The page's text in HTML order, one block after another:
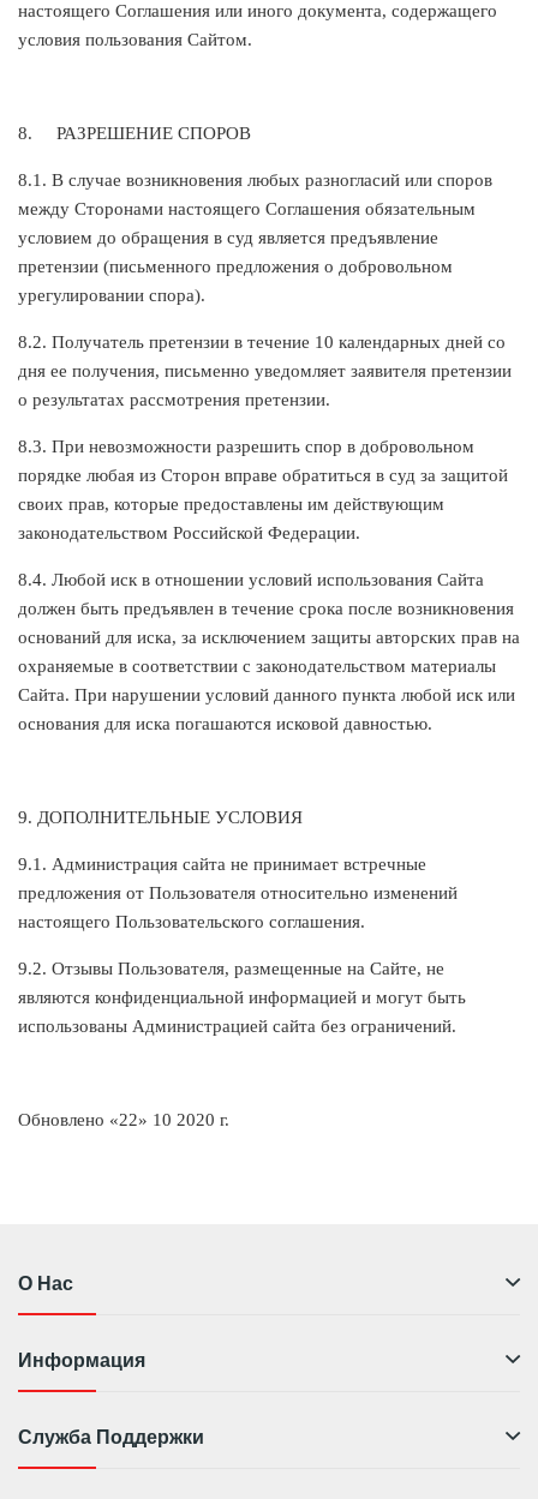
настоящего Соглашения или иного документа, содержащего
условия пользования Сайтом.
8. РАЗРЕШЕНИЕ СПОРОВ
8.1. В случае возникновения любых разногласий или споров
между Сторонами настоящего Соглашения обязательным
условием до обращения в суд является предъявление
претензии (письменного предложения о добровольном
урегулировании спора).
8.2. Получатель претензии в течение 10 календарных дней со
дня ее получения, письменно уведомляет заявителя претензии
о результатах рассмотрения претензии.
8.3. При невозможности разрешить спор в добровольном
порядке любая из Сторон вправе обратиться в суд за защитой
своих прав, которые предоставлены им действующим
законодательством Российской Федерации.
8.4. Любой иск в отношении условий использования Сайта
должен быть предъявлен в течение срока после возникновения
оснований для иска, за исключением защиты авторских прав на
охраняемые в соответствии с законодательством материалы
Сайта. При нарушении условий данного пункта любой иск или
основания для иска погашаются исковой давностью.
9. ДОПОЛНИТЕЛЬНЫЕ УСЛОВИЯ
9.1. Администрация сайта не принимает встречные
предложения от Пользователя относительно изменений
настоящего Пользовательского соглашения.
9.2. Отзывы Пользователя, размещенные на Сайте, не
являются конфиденциальной информацией и могут быть
использованы Администрацией сайта без ограничений.
Обновлено «22» 10 2020 г.
О Нас
Информация
Служба Поддержки